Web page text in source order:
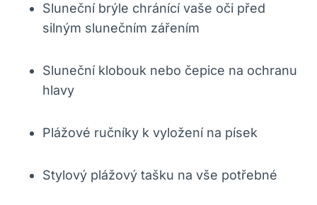
Sluneční ⁣brýle chránící vaše​ oči⁣ před
silným slunečním zářením
Sluneční ⁢klobouk nebo čepice⁣ na ochranu
hlavy
Plážové ⁣ručníky​ k vyložení na písek
Stylový plážový tašku na vše‌ potřebné